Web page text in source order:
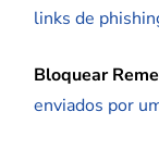
links de
Bloquear
enviados por